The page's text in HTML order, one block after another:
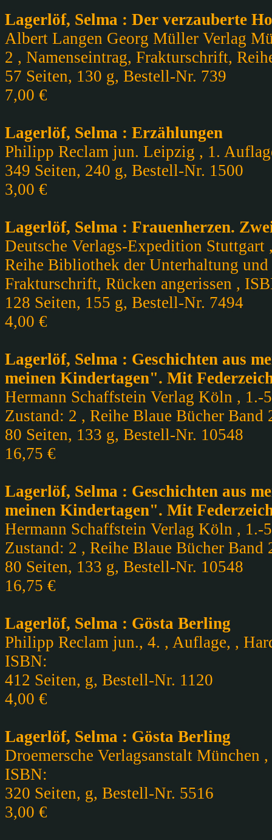
Lagerlöf, Selma : Der verzauberte
Albert Langen Georg Müller Verlag
2 , Namenseintrag, Frakturschrift,
57 Seiten, 130 g, Bestell-Nr. 739
7,00 €
Lagerlöf, Selma : Erzählungen
Philipp Reclam jun. Leipzig , 1.
349 Seiten, 240 g, Bestell-Nr. 1500
3,00 €
Lagerlöf, Selma : Frauenherzen.
Deutsche Verlags-Expedition
Reihe Bibliothek der Unterhaltung und
Frakturschrift, Rücken angerissen ,
128 Seiten, 155 g, Bestell-Nr. 7494
4,00 €
Lagerlöf, Selma : Geschichten aus
meinen Kindertagen". Mit
Hermann Schaffstein Verlag Köln , 1.-
Zustand: 2 , Reihe Blaue Bücher
80 Seiten, 133 g, Bestell-Nr. 10548
16,75 €
Lagerlöf, Selma : Geschichten aus
meinen Kindertagen". Mit
Hermann Schaffstein Verlag Köln , 1.-
Zustand: 2 , Reihe Blaue Bücher
80 Seiten, 133 g, Bestell-Nr. 10548
16,75 €
Lagerlöf, Selma : Gösta Berling
Philipp Reclam jun., 4. , Auflage, ,
ISBN:
412 Seiten, g, Bestell-Nr. 1120
4,00 €
Lagerlöf, Selma : Gösta Berling
Droemersche Verlagsanstalt
ISBN:
320 Seiten, g, Bestell-Nr. 5516
3,00 €